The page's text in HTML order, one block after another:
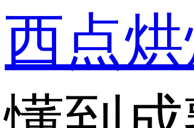
西点